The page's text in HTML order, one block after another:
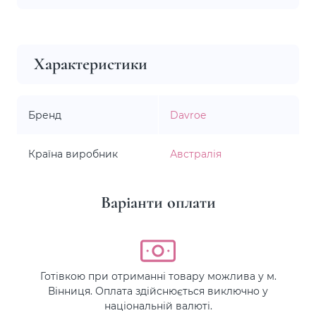
Характеристики
Бренд Davroe
Країна виробник Австралія
Варіанти оплати
Готівкою при отриманні товару можлива у м.
Вінниця. Оплата здійснюється виключно у
національній валюті.